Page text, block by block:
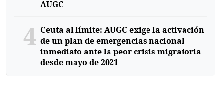
AUGC
4 Ceuta al límite: AUGC exige la activación
de un plan de emergencias nacional
inmediato ante la peor crisis migratoria
desde mayo de 2021